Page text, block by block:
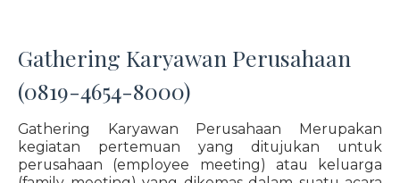
Gathering Karyawan Perusahaan
(0819-4654-8000)
Gathering Karyawan Perusahaan Merupakan
kegiatan pertemuan yang ditujukan untuk
perusahaan (employee meeting) atau keluarga